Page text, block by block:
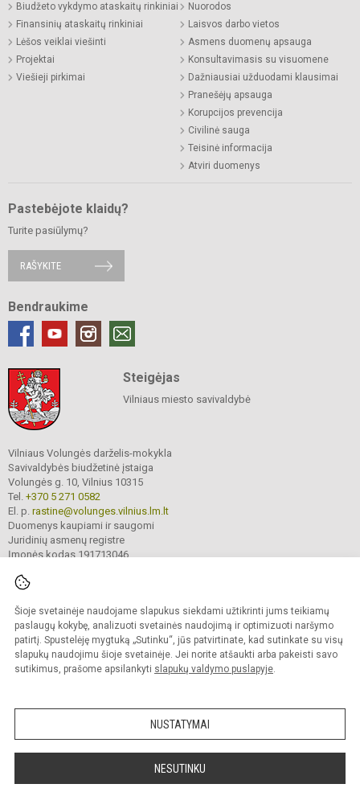
Šioje svetainėje naudojame slapukus siekdami užtikrinti jums teikiamų
paslaugų kokybę, analizuoti svetainės naudojimą ir optimizuoti naršymo
patirtį. Spustelėję mygtuką „Sutinku“, jūs patvirtinate, kad sutinkate su visų
slapukų naudojimu šioje svetainėje. Jei norite atšaukti arba pakeisti savo
sutikimus, prašome apsilankyti slapukų valdymo puslapyje.
NUSTATYMAI
NESUTINKU
Biudžeto vykdymo ataskaitų rinkiniai
Finansinių ataskaitų rinkiniai
Lėšos veiklai viešinti
Projektai
Viešieji pirkimai
Nuorodos
Laisvos darbo vietos
Asmens duomenų apsauga
Konsultavimasis su visuomene
Dažniausiai užduodami klausimai
Pranešėjų apsauga
Korupcijos prevencija
Civilinė sauga
Teisinė informacija
Atviri duomenys
Pastebėjote klaidų?
Turite pasiūlymų?
RAŠYKITE
Bendraukime
Steigėjas
Vilniaus miesto savivaldybė
Vilniaus Volungės darželis-mokykla
Savivaldybės biudžetinė įstaiga
Volungės g. 10, Vilnius 10315
Tel. +370 5 271 0582
El. p. rastine@volunges.vilnius.lm.lt
Duomenys kaupiami ir saugomi
Juridinių asmenų registre
Įmonės kodas 191713046
© 2024. Vilniaus Volungės darželis-mokykla. Visos teisės saugomos.
Kopijuoti turinį be raštiško įstaigos administracijos sutikimo griežtai draudžiama.
Prieinamumo paraiška Slapukų valdymas
Sumanus būdas atnaujinti